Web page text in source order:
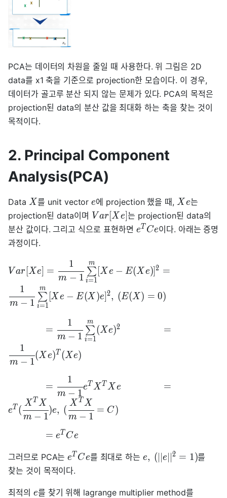
PCA는 데이터의 차원을 줄일 때 사용한다. 위 그림은 2D
data를 x1 축을 기준으로 projection한 모습이다. 이 경우,
데이터가 골고루 분산 되지 않는 문제가 있다. PCA의 목적은
projection된 data의 분산 값을 최대화 하는 축을 찾는 것이
목적이다.
2. Principal Component
Analysis(PCA)
Data X를 unit vectore에 projection 했을 때, X e는
projection된 data이며 V ar [X e 는 projection된 data의
분산 값이다. 그리고 식으로 표현하면 eT Ce이다. 아래는 증명
과정이다.
V ar Xe =
m − 1
1
i=1
∑
m
[X e − E(X e) ]2 =
m − 1
1
i=1
∑
m
[X e − E(X )e 2, (E(X ) = 0)
=
m − 1
1
i=1
∑
m
(Xe)2 =
m − 1
1
(X e)T (Xe)
=
m − 1
1
eT X T X e =
eT (
m − 1
X T X
)e, (
m − 1
X T X
= C)
= eT Ce
그러므로 PCA는eT Ce를 최대로 하는e, ( ∣e 2 = 1)를
찾는 것이 목적이다.
최적의 e를 찾기 위해 lagrange multiplier method를